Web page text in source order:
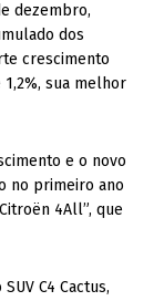
dezembro,
dos
crescimento
sua melhor
e o novo
no primeiro ano
4All”, que
C4 Cactus,